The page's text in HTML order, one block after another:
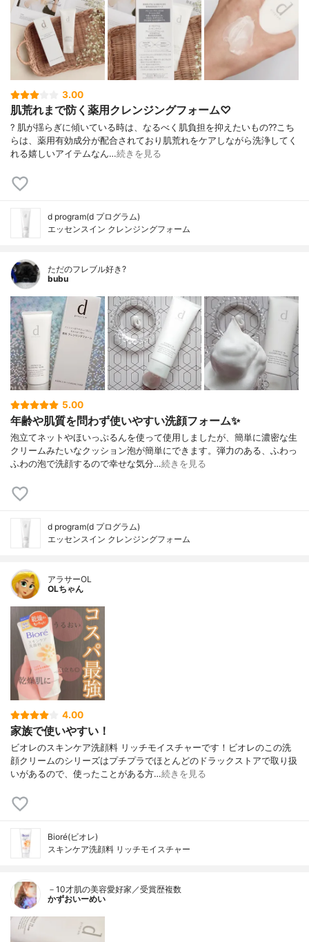
3.00
肌荒れまで防く薬用クレンジングフォーム♡
? 肌が揺らぎに傾いている時は、なるべく肌負担を抑えたいもの?? こち
らは、薬用有効成分が配合されており肌荒れをケアしながら洗浄してく
れる嬉しいアイテムなん…続きを見る
d program(d プログラム)
エッセンスイン クレンジングフォーム
ただのフレブル好き?
bubu
5.00
年齢や肌質を問わず使いやすい洗顔フォーム✨
泡立てネットやほいっぷるんを使って使用しましたが、簡単に濃密な生
クリームみたいなクッション泡が簡単にできます。弾力のある、ふわっ
ふわの泡で洗顔するので幸せな気分…続きを見る
d program(d プログラム)
エッセンスイン クレンジングフォーム
アラサーOL
OLちゃん
4.00
家族で使いやすい！
ビオレのスキンケア洗顔料 リッチモイスチャーです！ビオレのこの洗
顔クリームのシリーズはプチプラでほとんどのドラックストアで取り扱
いがあるので、使ったことがある方…続きを見る
Bioré(ビオレ)
スキンケア洗顔料 リッチモイスチャー
－10才肌の美容愛好家／受賞歴複数
かずおいーめい